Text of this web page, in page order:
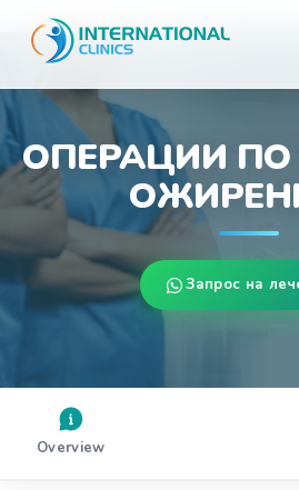
ОПЕРАЦИИ ПО
Запрос на
Overview